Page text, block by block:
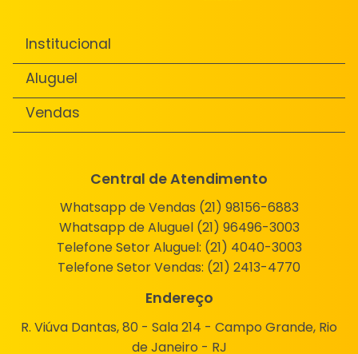
Institucional
Aluguel
Vendas
Central de Atendimento
Whatsapp de Vendas (21) 98156-6883
Whatsapp de Aluguel (21) 96496-3003
Telefone Setor Aluguel: (21) 4040-3003
Telefone Setor Vendas: (21) 2413-4770
Endereço
R. Viúva Dantas, 80 - Sala 214 - Campo Grande, Rio
de Janeiro - RJ